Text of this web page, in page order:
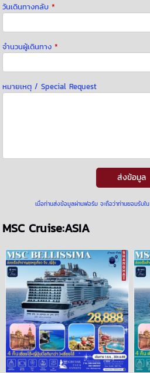
วันเดินทางกลับ *
จำนวนผู้เดินทาง *
หมายเหตุ / Special Request
ส่งข้อมูล
เมื่อท่านส่งข้อมูลผ่านฟอร์ม จะถือว่าท่านยอมรับใน
MSC Cruise:ASIA